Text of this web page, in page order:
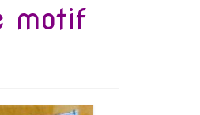
motif